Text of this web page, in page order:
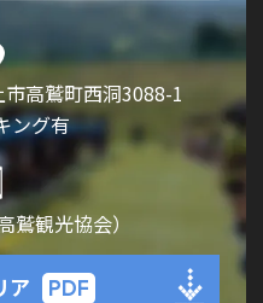
高鷲町西洞3088-1
ング有
観光協会）
ア PDF